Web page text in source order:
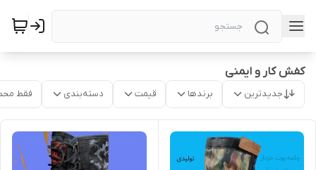
کفش کار و ایمنی
جدیدترین برندها قیمت دسته‌بندی فقط